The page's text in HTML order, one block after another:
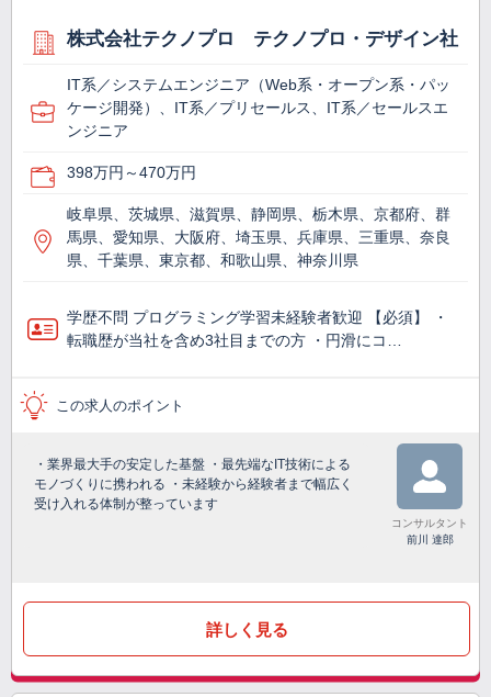
株式会社テクノプロ テクノプロ・デザイン社
IT系／システムエンジニア（Web系・オープン系・パッ
ケージ開発）、IT系／プリセールス、IT系／セールスエ
ンジニア
398万円～470万円
岐阜県、茨城県、滋賀県、静岡県、栃木県、京都府、群
馬県、愛知県、大阪府、埼玉県、兵庫県、三重県、奈良
県、千葉県、東京都、和歌山県、神奈川県
学歴不問 プログラミング学習未経験者歓迎 【必須】 ・
転職歴が当社を含め3社目までの方 ・円滑にコ…
この求人のポイント
・業界最大手の安定した基盤 ・最先端なIT技術による
モノづくりに携われる ・未経験から経験者まで幅広く
受け入れる体制が整っています
コンサルタント
前川 達郎
詳しく見る